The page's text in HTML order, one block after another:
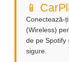
Accesorii navigatii
Camera
Camera Trafic
📱
Conectează-
(Wireless)
de pe Spotify
sigure.